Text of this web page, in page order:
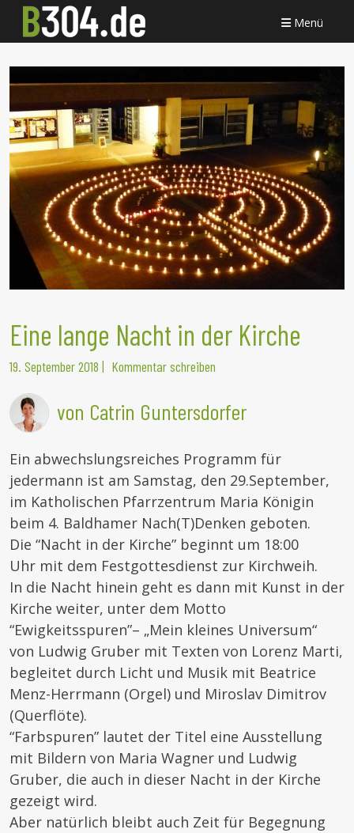
Menü
Eine lange Nacht in der Kirche
19. September 2018 | Kommentar schreiben
von Catrin Guntersdorfer
Ein abwechslungsreiches Programm für
jedermann ist am Samstag, den 29.September,
im Katholischen Pfarrzentrum Maria Königin
beim 4. Baldhamer Nach(T)Denken geboten.
Die “Nacht in der Kirche” beginnt um 18:00
Uhr mit dem Festgottesdienst zur Kirchweih.
In die Nacht hinein geht es dann mit Kunst in der
Kirche weiter, unter dem Motto
“Ewigkeitsspuren”– „Mein kleines Universum“
von Ludwig Gruber mit Texten von Lorenz Marti,
begleitet durch Licht und Musik mit Beatrice
Menz-Herrmann (Orgel) und Miroslav Dimitrov
(Querflöte).
“Farbspuren” lautet der Titel eine Ausstellung
mit Bildern von Maria Wagner und Ludwig
Gruber, die auch in dieser Nacht in der Kirche
gezeigt wird.
Aber natürlich bleibt auch Zeit für Begegnung